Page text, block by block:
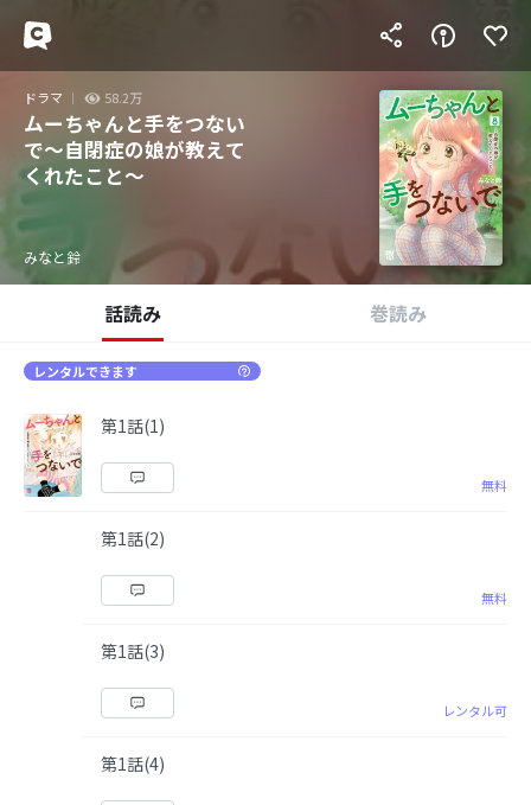
ドラマ 58.2万
ムーちゃんと手をつない
で～自閉症の娘が教えて
くれたこと～
みなと鈴
話読み 巻読み
レンタルできます
第1話(1)
無料
第1話(2)
無料
第1話(3)
レンタル可
第1話(4)